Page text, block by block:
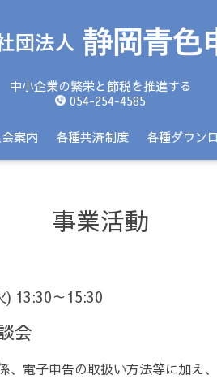
中小企業の繁栄と節税を推進する
054-254-4585
案内 各種共済制度 各種ダウン
事業活動
13:30～15:30
会
電子申告の取扱い方法等に加え